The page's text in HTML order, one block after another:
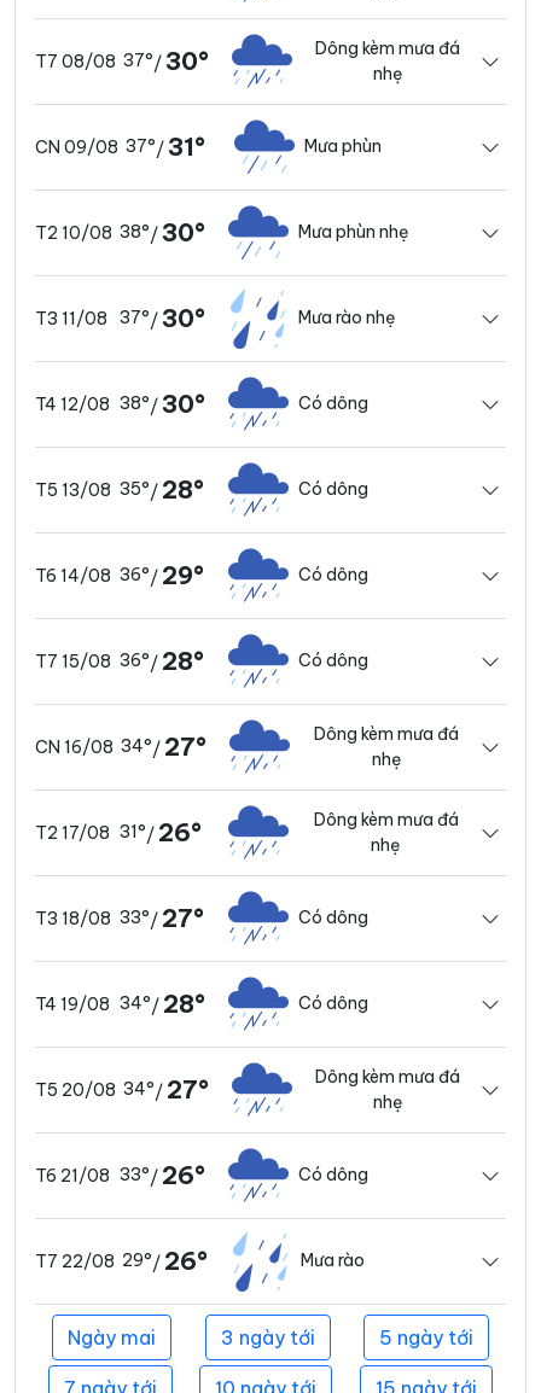
T7 08/08 37°/30°
Dông kèm mưa đá
nhẹ
CN 09/08 37°/31° Mưa phùn
T2 10/08 38°/30° Mưa phùn nhẹ
T3 11/08 37°/30° Mưa rào nhẹ
T4 12/08 38°/30° Có dông
T5 13/08 35°/ 28° Có dông
T6 14/08 36°/ 29° Có dông
T7 15/08 36°/ 28° Có dông
CN 16/08 34°/ 27°
Dông kèm mưa đá
nhẹ
T2 17/08 31°/ 26°
Dông kèm mưa đá
nhẹ
T3 18/08 33°/ 27° Có dông
T4 19/08 34°/ 28° Có dông
T5 20/08 34°/ 27°
Dông kèm mưa đá
nhẹ
T6 21/08 33°/ 26° Có dông
T7 22/08 29°/ 26° Mưa rào
Ngày mai 3 ngày tới 5 ngày tới
7 ngày tới 10 ngày tới 15 ngày tới